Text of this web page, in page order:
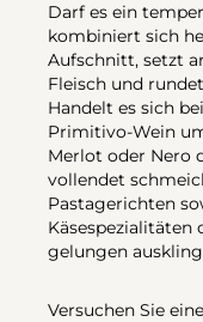
Darf es ein
kombiniert sich
Aufschnitt, setzt
Fleisch und
Handelt es sich
Primitivo-Wein
Merlot oder Nero
vollendet
Pastagerichten
Käsespezialitäten
gelungen
Versuchen Sie